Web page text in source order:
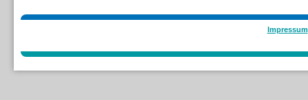
Impressum